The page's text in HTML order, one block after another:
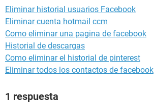
Eliminar historial usuarios Facebook
Eliminar cuenta hotmail ccm
Como eliminar una pagina de facebook
Historial de descargas
Como eliminar el historial de pinterest
Eliminar todos los contactos de facebook
1 respuesta